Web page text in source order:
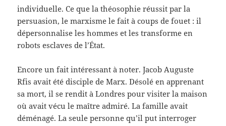
individuelle. Ce que la théosophie réussit par la
persuasion, le marxisme le fait à coups de fouet : il
dépersonnalise les hommes et les transforme en
robots esclaves de l’État.
Encore un fait intéressant à noter. Jacob Auguste
Rfis avait été disciple de Marx. Désolé en apprenant
sa mort, il se rendit à Londres pour visiter la maison
où avait vécu le maître admiré. La famille avait
déménagé. La seule personne qu’il put interroger